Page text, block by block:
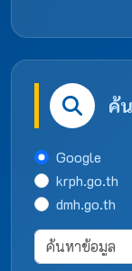
ค้
Google
krph.go.th
dmh.go.th